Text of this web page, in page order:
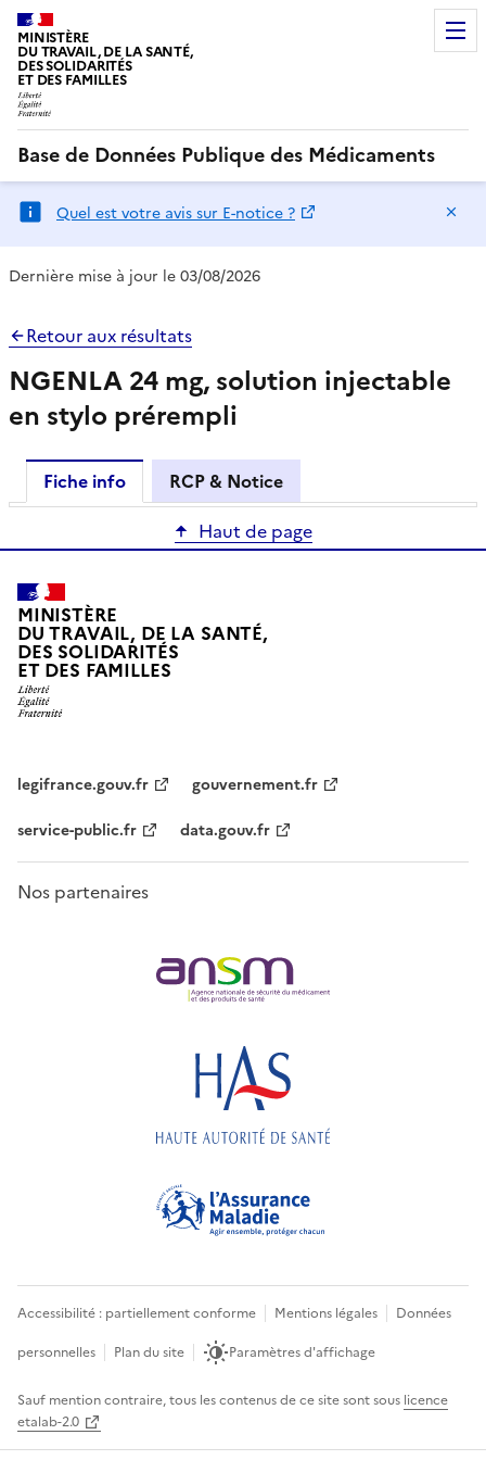
MINISTÈRE
DU TRAVAIL, DE LA SANTÉ,
DES SOLIDARITÉS
ET DES FAMILLES
Base de Données Publique des Médicaments
Quel est votre avis sur E-notice ?
Dernière mise à jour le 03/08/2026
Retour aux résultats
NGENLA 24 mg, solution injectable
en stylo prérempli
Fiche info
RCP & Notice
Haut de page
MINISTÈRE
DU TRAVAIL, DE LA SANTÉ,
DES SOLIDARITÉS
ET DES FAMILLES
legifrance.gouv.fr
gouvernement.fr
service-public.fr
data.gouv.fr
Nos partenaires
Accessibilité : partiellement conforme Mentions légales
Données
personnelles
Plan du site Paramètres d'affichage
Sauf mention contraire, tous les contenus de ce site sont sous licence
etalab-2.0